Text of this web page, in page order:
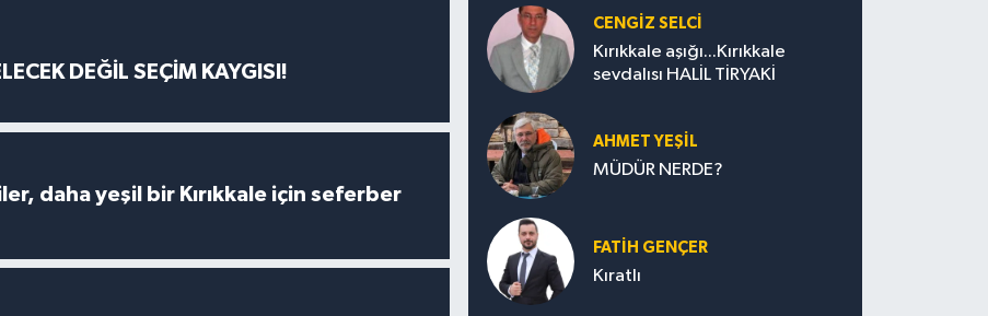
DEĞİL SEÇİM KAYGISI!
daha yeşil bir Kırıkkale için seferber
CENGİZ SELCİ
Kırıkkale aşığı...Kırıkkale
sevdalısı HALİL TİRYAKİ
AHMET YEŞİL
MÜDÜR NERDE?
FATIH GENÇER
Kıratlı